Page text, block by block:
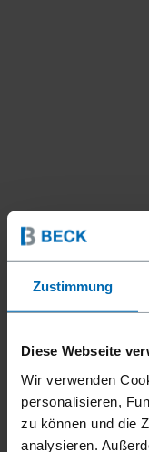
Zustimmung
Diese Webseite
Wir verwenden
personalisieren,
zu können und die
analysieren.
Befestigungsmittel//
BECK